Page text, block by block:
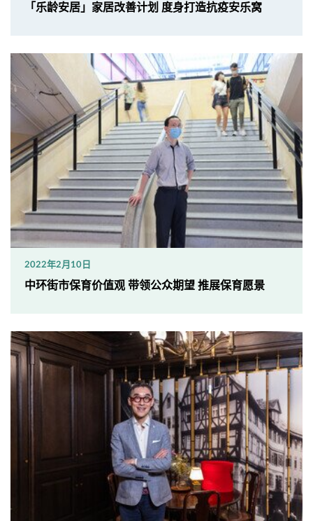
「乐龄安居」家居改善计划 度身打造抗疫安乐窝
2022年2月10日
中环街市保育价值观 带领公众期望 推展保育愿景